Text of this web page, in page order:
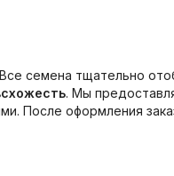
Все семена тщательно
. Мы
После оформления